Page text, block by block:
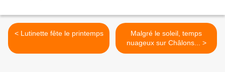
< Lutinette fête le printemps
Malgré le soleil, temps
nuageux sur Châlons... >